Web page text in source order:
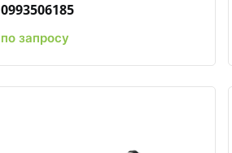
0993506185
по запросу